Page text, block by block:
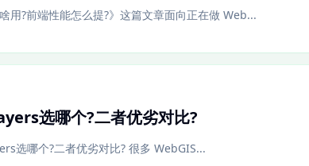
用?前端性能怎么提?》这篇文章面向正在做 Web...
选哪个?二者优劣对比?
选哪个?二者优劣对比? 很多 WebGIS...